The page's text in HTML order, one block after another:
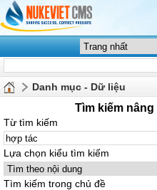
Danh mục - Dữ liệu
Tìm kiếm
Từ tìm kiếm
Lựa chọn kiểu tìm kiếm
Tìm kiếm trong chủ đề